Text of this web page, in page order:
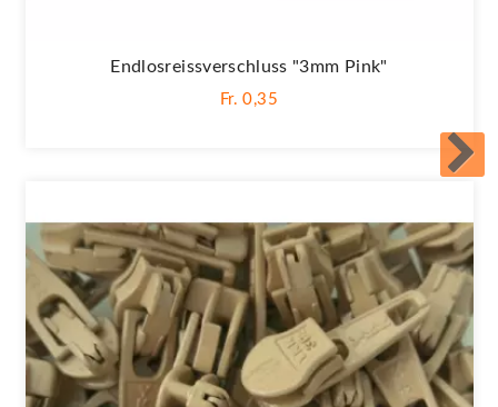
Endlosreissverschluss "3mm Pink"
Fr. 0,35